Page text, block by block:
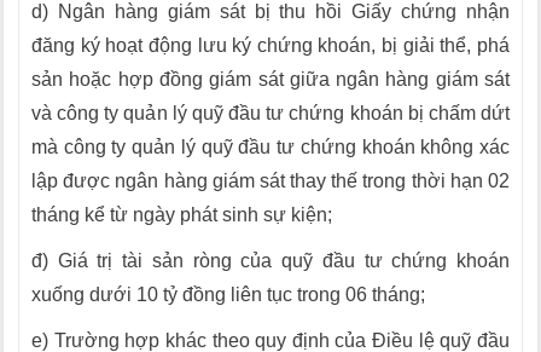
d) Ngân hàng giám sát bị thu hồi Giấy chứng nhận
đăng ký hoạt động lưu ký chứng khoán, bị giải thể, phá
sản hoặc hợp đồng giám sát giữa ngân hàng giám sát
và công ty quản lý quỹ đầu tư chứng khoán bị chấm dứt
mà công ty quản lý quỹ đầu tư chứng khoán không xác
lập được ngân hàng giám sát thay thế trong thời hạn 02
tháng kể từ ngày phát sinh sự kiện;
đ) Giá trị tài sản ròng của quỹ đầu tư chứng khoán
xuống dưới 10 tỷ đồng liên tục trong 06 tháng;
e) Trường hợp khác theo quy định của Điều lệ quỹ đầu